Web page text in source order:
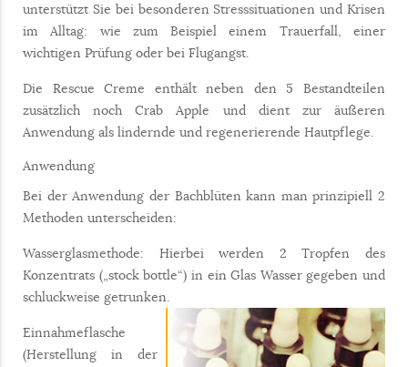
unterstützt Sie bei besonderen Stresssituationen und Krisen
im Alltag: wie zum Beispiel einem Trauerfall, einer
wichtigen Prüfung oder bei Flugangst.
Die Rescue Creme enthält neben den 5 Bestandteilen
zusätzlich noch Crab Apple und dient zur äußeren
Anwendung als lindernde und regenerierende Hautpflege.
Anwendung
Bei der Anwendung der Bachblüten kann man prinzipiell 2
Methoden unterscheiden:
Wasserglasmethode: Hierbei werden 2 Tropfen des
Konzentrats („stock bottle“) in ein Glas Wasser gegeben und
schluckweise getrunken.
Einnahmeflasche
(Herstellung in der